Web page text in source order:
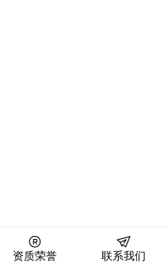
资质荣誉 联系我们